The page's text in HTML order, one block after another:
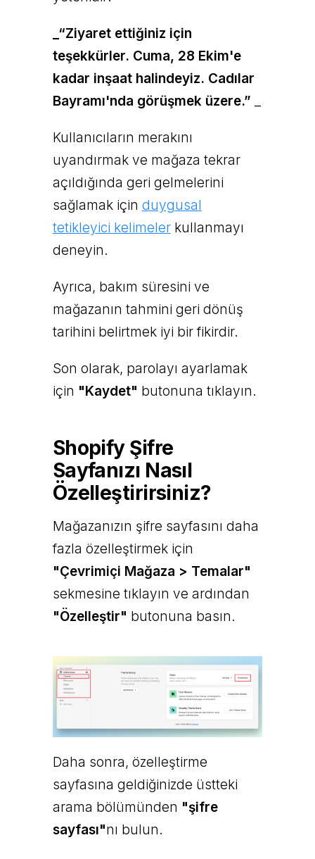
_“Ziyaret ettiğiniz için
teşekkürler. Cuma, 28 Ekim'e
kadar inşaat halindeyiz. Cadılar
Bayramı'nda görüşmek üzere.”
Kullanıcıların merakını
uyandırmak ve mağaza tekrar
açıldığında geri gelmelerini
sağlamak için duygusal
tetikleyici kelimelerkullanmayı
deneyin.
Ayrıca, bakım süresini ve
mağazanın tahmini geri dönüş
tarihini belirtmek iyi bir fikirdir.
Son olarak, parolayı ayarlamak
için "Kaydet" butonuna tıklayın.
Shopify Şifre
Sayfanızı Nasıl
Özelleştirirsiniz?
Mağazanızın şifre sayfasını daha
fazla özelleştirmek için
"Çevrimiçi Mağaza > Temalar"
sekmesine tıklayın ve ardından
"Özelleştir" butonuna basın.
Daha sonra, özelleştirme
sayfasına geldiğinizde üstteki
arama bölümünden "şifre
sayfası"nı bulun.